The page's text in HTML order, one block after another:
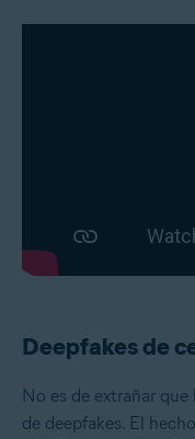
Deepfakes de
No es de extrañar
de deepfakes. El